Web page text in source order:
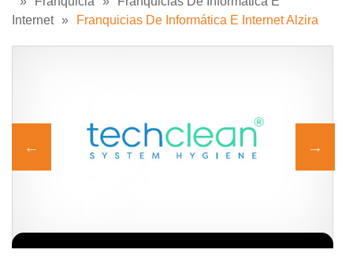
Internet » Franquicias De Informática E Internet Alzira